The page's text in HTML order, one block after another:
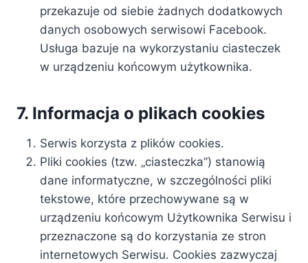
przekazuje od siebie żadnych dodatkowych
danych osobowych serwisowi Facebook.
Usługa bazuje na wykorzystaniu ciasteczek
w urządzeniu końcowym użytkownika.
7. Informacja o plikach cookies
Serwis korzysta z plików cookies.
Pliki cookies (tzw. „ciasteczka”) stanowią
dane informatyczne, w szczególności pliki
tekstowe, które przechowywane są w
urządzeniu końcowym Użytkownika Serwisu i
przeznaczone są do korzystania ze stron
internetowych Serwisu. Cookies zazwyczaj